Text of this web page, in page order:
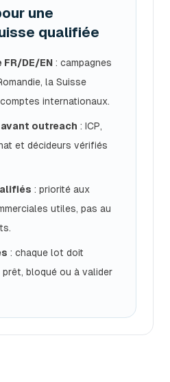
une
qualifiée
DE/EN : campagnes
la Suisse
internationaux.
outreach : ICP,
et décideurs vérifiés
: priorité aux
utiles, pas au
: chaque lot doit
bloqué ou à valider